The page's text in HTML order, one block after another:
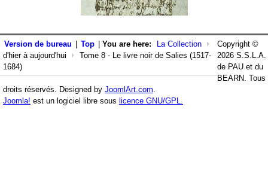
Version de bureau Top You are here:
La Collection
d'hier à aujourd'hui
Tome 8 - Le livre noir de Salies (1517-
1684)
Copyright ©
2026 S.S.L.A.
de PAU et du
BEARN. Tous
droits réservés. Designed by JoomlArt.com.
Joomla! est un logiciel libre sous licence GNU/GPL.